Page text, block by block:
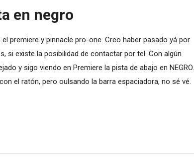
en negro
premiere y pinnacle pro-one. Creo haber pasado yá por
si existe la posibilidad de contactar por tel. Con algún
y sigo viendo en Premiere la pista de abajo en NEGRO.
el ratón, pero oulsando la barra espaciadora, no sé vé.